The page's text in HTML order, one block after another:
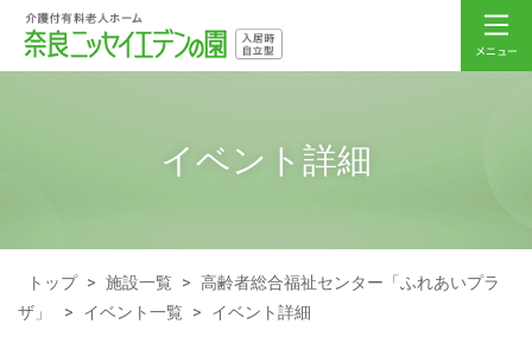
イベント詳細
トップ > 施設一覧 > 高齢者総合福祉センター「ふれあいプラ
ザ」
> イベント一覧 > イベント詳細